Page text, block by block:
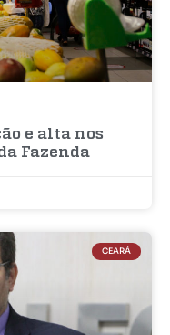
e alta nos
Fazenda
CEARÁ